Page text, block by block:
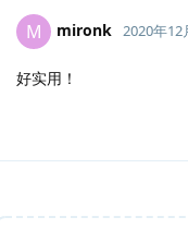
M mironk 2020年12
好实用！